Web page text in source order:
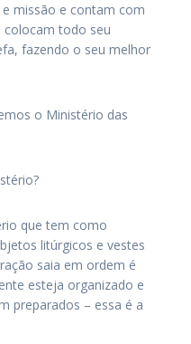
missão e contam com
colocam todo seu
fazendo o seu melhor
o Ministério das
que tem como
litúrgicos e vestes
saia em ordem é
esteja organizado e
preparados – essa é a